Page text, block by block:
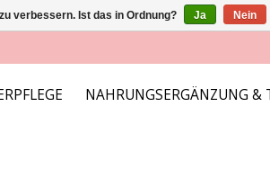
NAHRUNGSERGÄNZUNG &
verbessern. Ist das in Ordnung? Ja Nein